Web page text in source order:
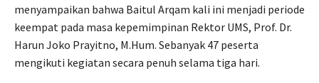
menyampaikan bahwa Baitul Arqam kali ini menjadi periode
keempat pada masa kepemimpinan Rektor UMS, Prof. Dr.
Harun Joko Prayitno, M.Hum. Sebanyak 47 peserta
mengikuti kegiatan secara penuh selama tiga hari.